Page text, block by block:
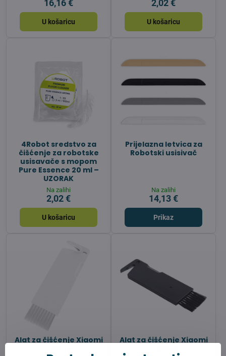
16,16 €
U košaricu
2,02 €
U košaricu
4Robot sredstvo za
čišćenje za robotske
usisavače s mopom
Pure Essence 20 ml –
UZORAK
Na zalihi
2,02 €
U košaricu
Prijelazna letvica za
Robotski usisivač
Na zalihi
14,13 €
Prikaz
Alat za čišćenje Xiaomi
Alat za čišćenje Xiaomi